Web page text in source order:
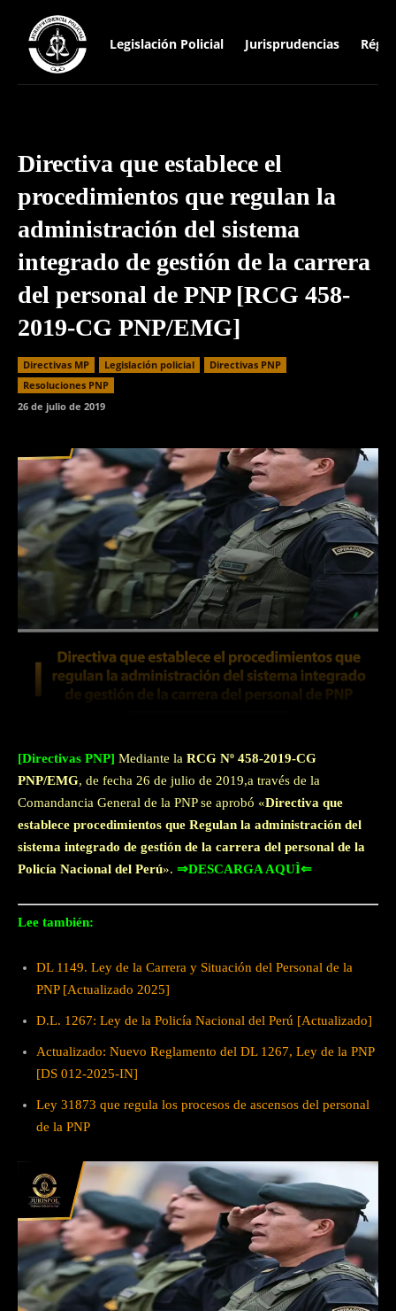
Legislación Policial Jurisprudencias
Directiva que establece el
procedimientos que regulan la
administración del sistema
integrado de gestión de la carrera
del personal de PNP [RCG 458-
2019-CG PNP/EMG]
Directivas MP Legislación policial
Directivas PNP
Resoluciones PNP
26 de julio de 2019
Facebook Twitter WhatsApp
[Directivas PNP] Mediante la RCG Nº 458-2019-CG
PNP/EMG, de fecha 26 de julio de 2019,a través de la
Comandancia General de la PNP se aprobó «Directiva que
establece procedimientos que Regulan la administración del
sistema integrado de gestión de la carrera del personal de la
Policía Nacional del Perú». ⇒DESCARGA AQUÌ⇐
Lee también:
DL 1149. Ley de la Carrera y Situación del Personal de la
PNP [Actualizado 2025]
D.L. 1267: Ley de la Policía Nacional del Perú [Actualizado]
Actualizado: Nuevo Reglamento del DL 1267, Ley de la PNP
[DS 012-2025-IN]
Ley 31873 que regula los procesos de ascensos del personal
de la PNP